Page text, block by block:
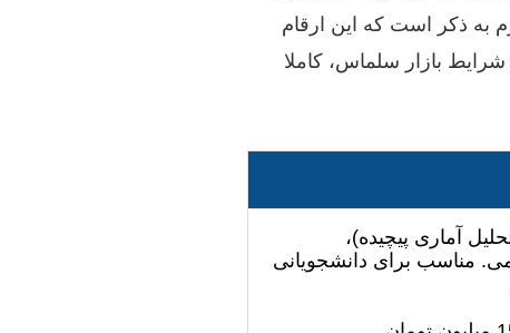
به ذکر است که این ارقام
بازار سلماس، کاملا
آماری پیچیده)،
منابع عمومی. مناسب برای دانشجویانی